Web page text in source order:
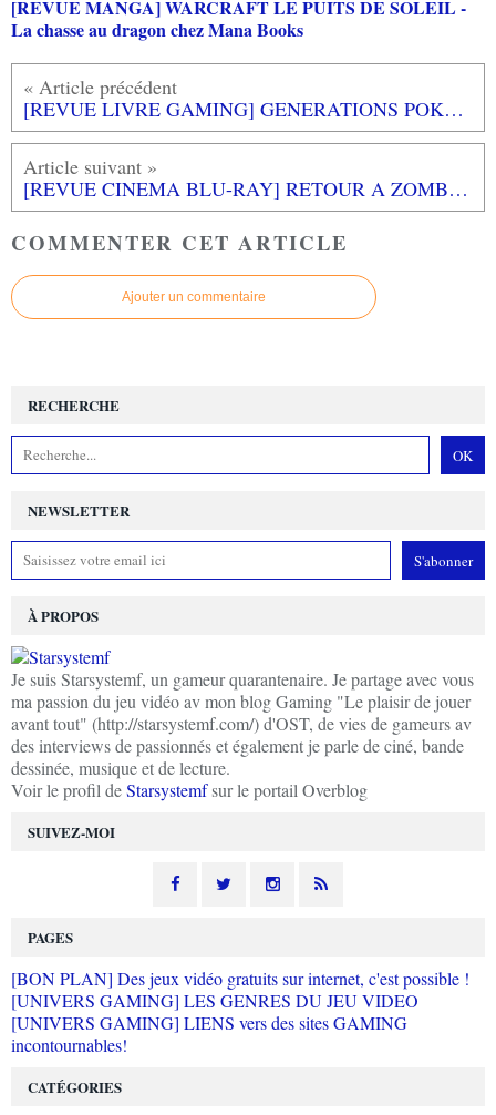
[REVUE MANGA] WARCRAFT LE PUITS DE SOLEIL -
La chasse au dragon chez Mana Books
[REVUE LIVRE GAMING] GENERATIONS POKEMON - Plus de 20 ans d'évolutions chez THIRD EDITIONS
[REVUE CINEMA BLU-RAY] RETOUR A ZOMBIELAND
COMMENTER CET ARTICLE
Ajouter un commentaire
NEWSLETTER
SUIVEZ-MOI
RECHERCHE
À PROPOS
Je suis Starsystemf, un gameur quarantenaire. Je partage avec vous
ma passion du jeu vidéo av mon blog Gaming "Le plaisir de jouer
avant tout" (http://starsystemf.com/) d'OST, de vies de gameurs av
des interviews de passionnés et également je parle de ciné, bande
dessinée, musique et de lecture.
Voir le profil deStarsystemfsur le portail Overblog
PAGES
[BON PLAN] Des jeux vidéo gratuits sur internet, c'est possible !
[UNIVERS GAMING] LES GENRES DU JEU VIDEO
[UNIVERS GAMING] LIENS vers des sites GAMING
incontournables!
CATÉGORIES